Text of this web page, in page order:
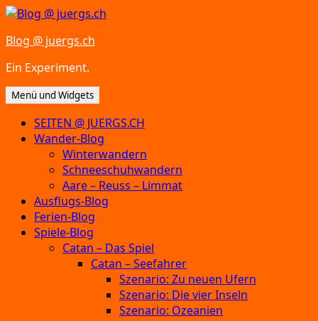
Zum
springen
Blog @ juergs.ch
Ein Experiment.
Menü und Widgets
SEITEN @ JUERGS.CH
Wander-Blog
Winterwandern
Schneeschuhwandern
Aare – Reuss – Limmat
Ausflugs-Blog
Ferien-Blog
Spiele-Blog
Catan – Das Spiel
Catan – Seefahrer
Szenario: Zu neuen Ufern
Szenario: Die vier Inseln
Szenario: Ozeanien